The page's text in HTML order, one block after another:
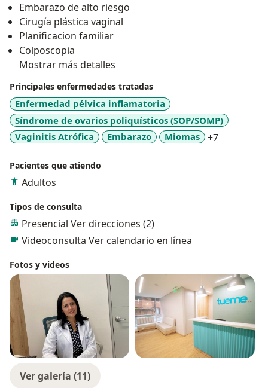
Embarazo de alto riesgo
Cirugía plástica vaginal
Planificacion familiar
Colposcopia
Mostrar más detalles
Principales enfermedades tratadas
Enfermedad pélvica inflamatoria
Síndrome de ovarios poliquísticos (SOP/SOMP)
Vaginitis Atrófica
Embarazo Miomas +7
Pacientes que atiendo
Adultos
Tipos de consulta
Presencial Ver direcciones (2)
Videoconsulta Ver calendario en línea
Fotos y videos
Ver galería (11)